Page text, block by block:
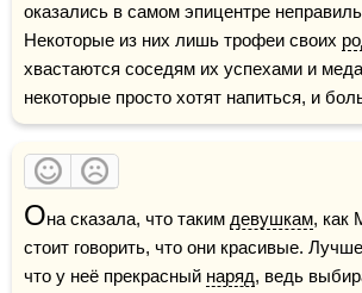
оказались в самом эпицентре
Некоторые из них лишь трофеи своих
хвастаются соседям их успехами и
некоторые просто хотят напиться, и
Она сказала, что таким девушкам, как
стоит говорить, что они красивые.
что у неё прекрасный наряд, ведь